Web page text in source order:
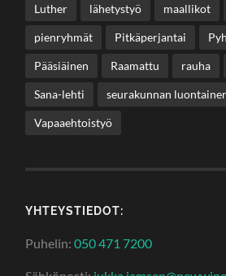
Luther lähetystyö maallikot
pienryhmät Pitkäperjantai
Pääsiäinen Raamattu rauha
Sana-lehti seurakunnan
Vapaaehtoistyö
YHTEYSTIEDOT:
Puhelin:050 471 7200